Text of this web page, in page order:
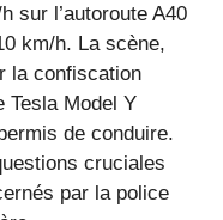
sur l’autoroute A40
km/h. La scène,
la confiscation
Tesla Model Y
de conduire.
cruciales
par la police